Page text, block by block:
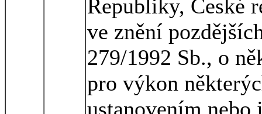
Republiky, České
ve znění
279/1992 Sb., o
pro výkon
ustanovením